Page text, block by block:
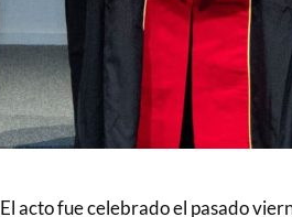
El acto fue celebrado el pasado